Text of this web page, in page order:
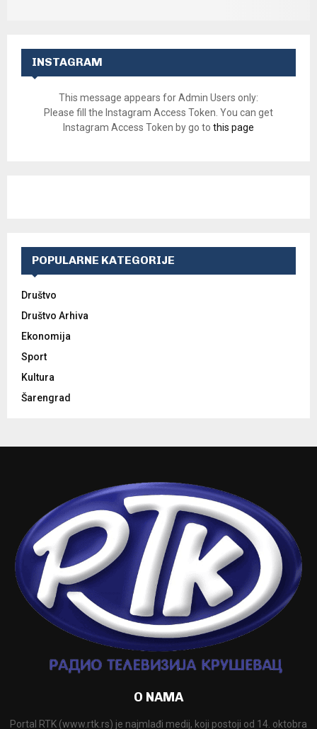
INSTAGRAM
This message appears for Admin Users only:
Please fill the Instagram Access Token. You can get
Instagram Access Token by go to this page
POPULARNE KATEGORIJE
Društvo
Društvo Arhiva
Ekonomija
Sport
Kultura
Šarengrad
O NAMA
Portal RTK (www.rtk.rs) je najmlađi medij, koji postoji od 14. oktobra